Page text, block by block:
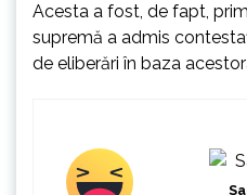
Acesta a fost, de fapt,
supremă a admis
de eliberări în baza